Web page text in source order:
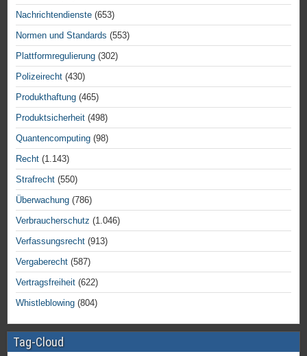
Nachrichtendienste (653)
Normen und Standards (553)
Plattformregulierung (302)
Polizeirecht (430)
Produkthaftung (465)
Produktsicherheit (498)
Quantencomputing (98)
Recht (1.143)
Strafrecht (550)
Überwachung (786)
Verbraucherschutz (1.046)
Verfassungsrecht (913)
Vergaberecht (587)
Vertragsfreiheit (622)
Whistleblowing (804)
Tag-Cloud